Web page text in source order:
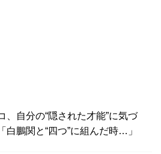
、自分の“隠された才能”に気づ
白鵬関と“四つ”に組んだ時…」